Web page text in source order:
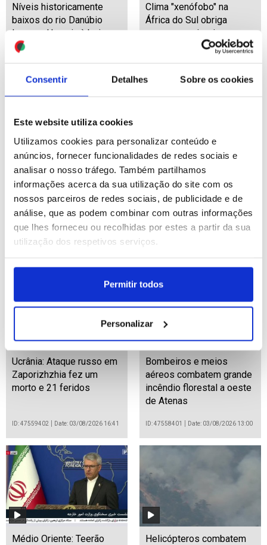
Consentir Detalhes Sobre os cookies
Este website utiliza cookies
Utilizamos cookies para personalizar conteúdo e
anúncios, fornecer funcionalidades de redes sociais e
analisar o nosso tráfego. Também partilhamos
informações acerca da sua utilização do site com os
nossos parceiros de redes sociais, de publicidade e de
análise, que as podem combinar com outras informações
que lhes forneceu ou recolhidas por estes a partir da sua
utilização dos respetivos serviços.
Permitir todos
Personalizar
Níveis historicamente
baixos do rio Danúbio
levam a Hungria à beira
de uma emergência
ID: 47559701 Date: 03/08/2026 17:42
Clima "xenófobo" na
África do Sul obriga
ganeses e nigerianos a
regressar ao seu país
PM Japão visita áreas
afetadas pelo sismo
enquanto começam
trabalhos de limpeza
ID: 47559502
Ucrânia: Ataque russo em
Zaporizhzhia fez um
morto e 21 feridos
ID: 47559402 Date: 03/08/2026 16:41
Bombeiros e meios
aéreos combatem grande
incêndio florestal a oeste
de Atenas
ID: 47558401 Date: 03/08/2026 13:00
Médio Oriente: Teerão
Helicópteros combatem